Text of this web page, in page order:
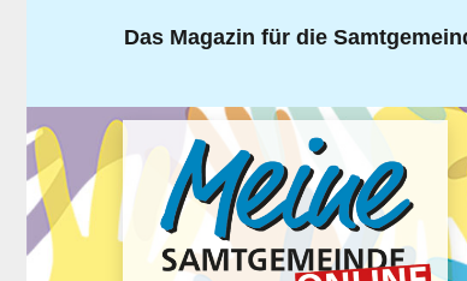
Das Magazin für die